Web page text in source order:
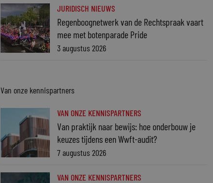
JURIDISCH NIEUWS
Regenboognetwerk van de Rechtspraak vaart
mee met botenparade Pride
3 augustus 2026
Van onze kennispartners
VAN ONZE KENNISPARTNERS
Van praktijk naar bewijs: hoe onderbouw je
keuzes tijdens een Wwft-audit?
7 augustus 2026
VAN ONZE KENNISPARTNERS